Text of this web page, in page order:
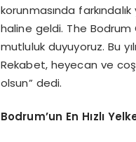
korunmasında
haline geldi. The Bodrum
mutluluk duyuyoruz. Bu
Rekabet, heyecan ve
olsun” dedi.
Bodrum’un En Hızlı